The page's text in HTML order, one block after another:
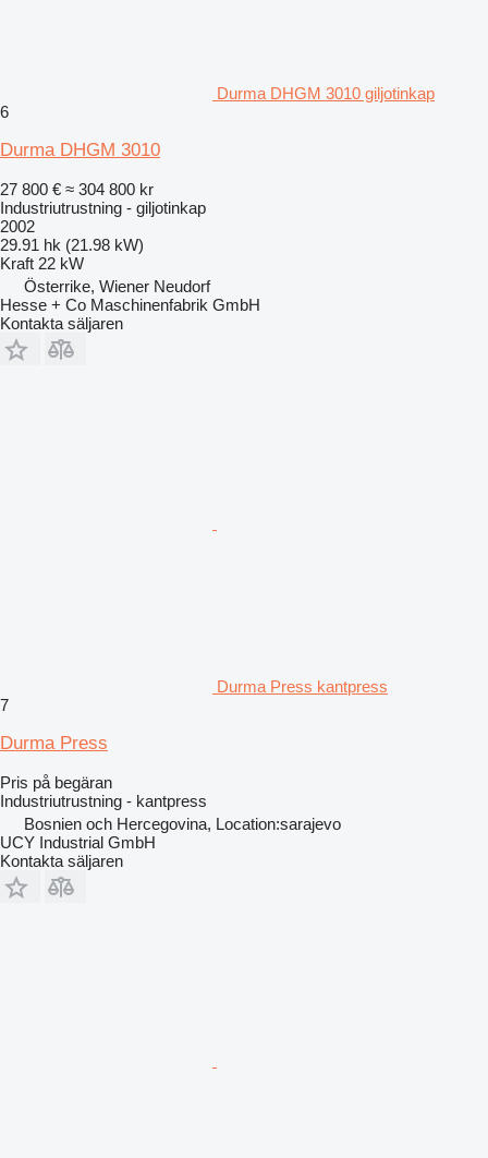
Durma DHGM 3010 giljotinkap
6
Durma DHGM 3010
27 800 € ≈ 304 800 kr
Industriutrustning - giljotinkap
2002
29.91 hk (21.98 kW)
Kraft 22 kW
Österrike, Wiener Neudorf
Hesse + Co Maschinenfabrik GmbH
Kontakta säljaren
Durma Press kantpress
7
Durma Press
Pris på begäran
Industriutrustning - kantpress
Bosnien och Hercegovina, Location:sarajevo
UCY Industrial GmbH
Kontakta säljaren